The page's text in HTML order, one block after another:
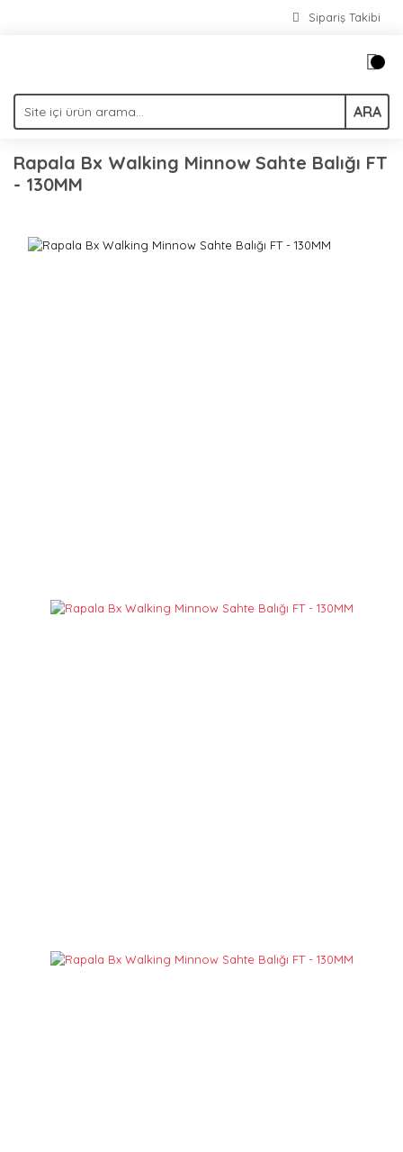
Sipariş Takibi
ARA
Rapala Bx Walking Minnow Sahte Balığı FT
- 130MM